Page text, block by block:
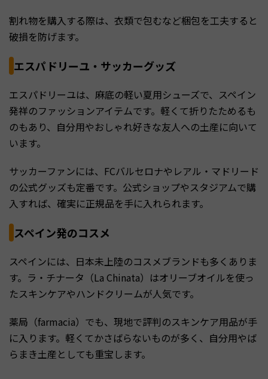
割れ物を購入する際は、衣類で包むなど梱包を工夫すると
破損を防げます。
エスパドリーユ・サッカーグッズ
エスパドリーユは、麻底の軽い夏用シューズで、スペイン
発祥のファッションアイテムです。軽くて折りたためるも
のもあり、自分用やおしゃれ好きな友人への土産に向いて
います。
サッカーファンには、FCバルセロナやレアル・マドリード
の公式グッズも定番です。公式ショップやスタジアムで購
入すれば、確実に正規品を手に入れられます。
スペイン発のコスメ
スペインには、日本未上陸のコスメブランドも多くありま
す。ラ・チナータ（La Chinata）はオリーブオイルを使っ
たスキンケアやハンドクリームが人気です。
薬局（farmacia）でも、現地で評判のスキンケア用品が手
に入ります。軽くてかさばらないものが多く、自分用やば
らまき土産としても重宝します。